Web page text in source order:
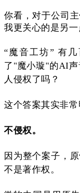
你看，对于公司
我更关心的是另一
“魔音工坊” 有
了"魔小璇"的AI
人侵权了吗？
这个答案其实非常
不侵权。
因为整个案子，
不是著作权。